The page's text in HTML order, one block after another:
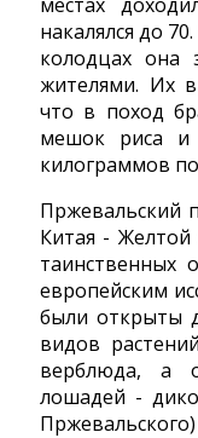
накалялся до
колодцах она
жителями. Их
что в поход
мешок риса и
килограммов
Пржевальский
Китая - Желтой
таинственных
европейским
были открыты
видов
верблюда, а
лошадей -